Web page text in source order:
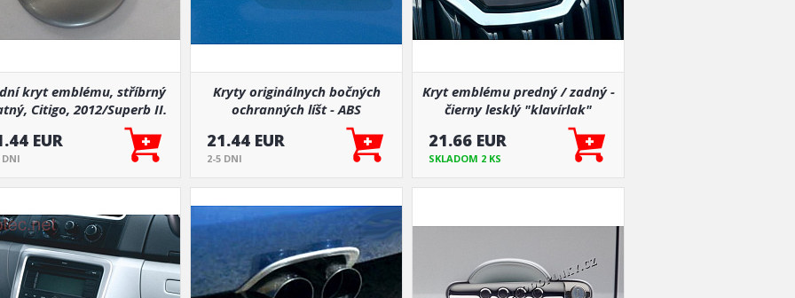
kryt emblému, stříbrný
Citigo, 2012/Superb II.
Combi Facelift 2013-
Superb III. Lim./Combi,
EUR
DNI
Kryty originálnych bočných
ochranných líšt - ABS
strieborné matné, Škoda
Roomster, Fabia II
21.44 EUR
2-5 DNI
Kryt emblému predný / zadný -
čierny lesklý "klavírlak"
21.66 EUR
SKLADOM 2 KS